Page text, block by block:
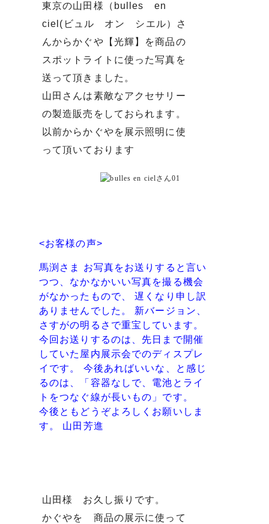
東京の山田様（bulles en
ciel(ビュル オン シエル）さ
んからかぐや【光輝】を商品の
スポットライトに使った写真を
送って頂きました。
山田さんは素敵なアクセサリー
の製造販売をしておられます。
以前からかぐやを展示照明に使
って頂いております
<お客様の声>
馬渕さま お写真をお送りすると言い
つつ、なかなかいい写真を撮る機会
がなかったもので、 遅くなり申し訳
ありませんでした。 新バージョン、
さすがの明るさで重宝しています。
今回お送りするのは、先日まで開催
していた屋内展示会でのディスプレ
イです。 今後あればいいな、と感じ
るのは、「容器なしで、電池とライ
トをつなぐ線が長いもの」です。
今後ともどうぞよろしくお願いしま
す。 山田芳進
山田様 お久し振りです。
かぐやを 商品の展示に使って